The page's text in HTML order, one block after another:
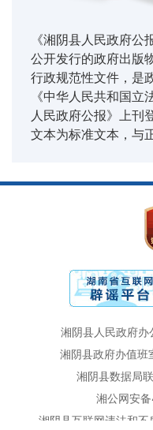
《湘阴县人民政府
公开发行的政府出版
行政规范性文件，是
《中华人民共和国
人民政府公报》上刊
文本为标准文本，与
湘阴县人民政府办
湘阴县政府办值
湘阴县数据局
湘公网安
湘阴县互联网违法和